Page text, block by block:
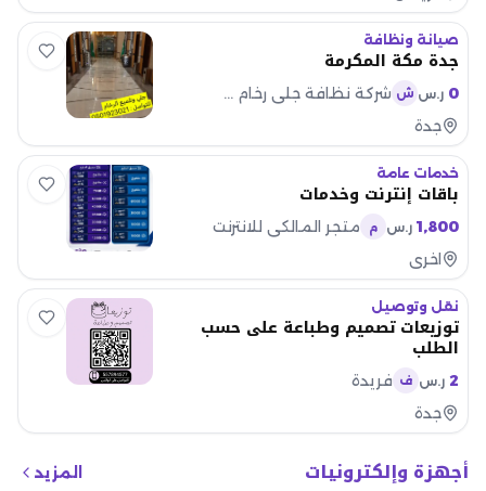
وخارجها. لماذا تختارنا؟ - سرعة في
الإنجاز والمتا
صيانة ونظافة
جدة مكة المكرمة
0 ر.س ش
شركة نظافة جلي رخام جدة
جدة
خدمات عامة
باقات إنترنت وخدمات
1,800 ر.س م
متجر المالكي للانترنت
اخرى
نقل وتوصيل
توزيعات تصميم وطباعة على حسب
الطلب
2 ر.س ف فريدة
جدة
أجهزة وإلكترونيات المزيد